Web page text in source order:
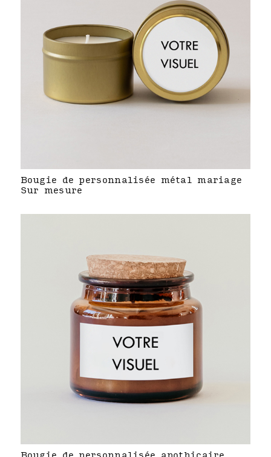
Bougie de personnalisée métal mariage
Sur mesure